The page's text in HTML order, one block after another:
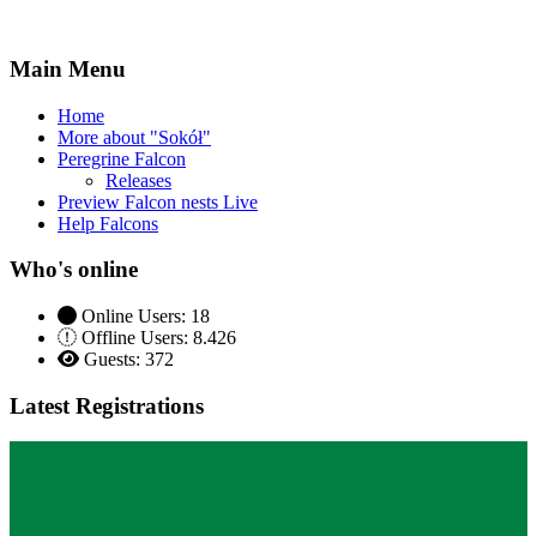
Main Menu
Home
More about "Sokół"
Peregrine Falcon
Releases
Preview Falcon nests Live
Help Falcons
Who's online
Online Users: 18
Offline Users: 8.426
Guests: 372
Latest Registrations